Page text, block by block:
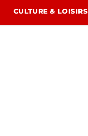
CULTURE & LOISIRS